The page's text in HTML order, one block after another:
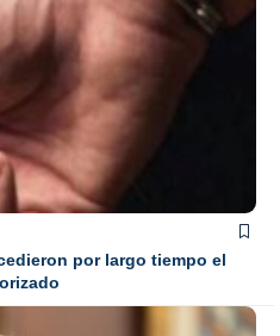
por largo tiempo el